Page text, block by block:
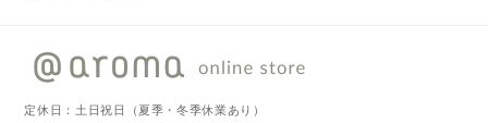
定休日：土日祝日（夏季・冬季休業あり）